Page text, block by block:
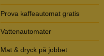
Prova kaffeautomat gratis
Vattenautomater
Mat & dryck på jobbet